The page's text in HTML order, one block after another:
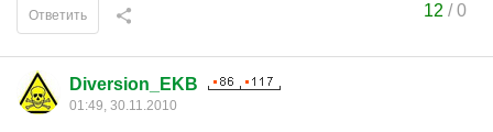
12 /0
Ответить
Diversion_EKB
01:49, 30.11.2010